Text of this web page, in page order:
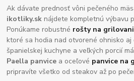
Ak dávate prednosť vôni pečeného
ikotliky.sk nájdete kompletnú výbavu
Ponúkame robustné rošty na
ktoré sa hodia nad otvorené ohnisko
španielskej kuchyne a veľkých porcií
Paella panvice a oceľové panvice na
pripravíte všetko od steakov až po